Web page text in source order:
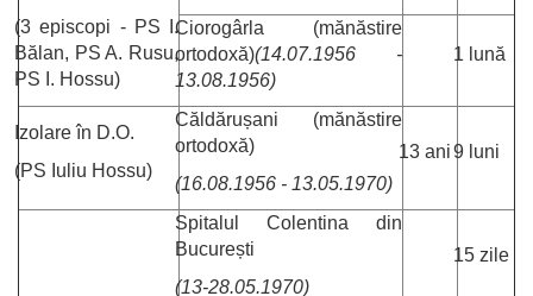
(3 episcopi - PS I.
Bălan, PS A. Rusu,
PS I. Hossu)
Ciorogârla (mănăstire
ortodoxă)(14.07.1956 -
13.08.1956)
1 lună
Izolare în D.O.
(PS Iuliu Hossu)
Căldărușani (mănăstire
ortodoxă)
(16.08.1956 - 13.05.1970)
13 ani9 luni
Spitalul Colentina din
București
(13-28.05.1970)
15 zile